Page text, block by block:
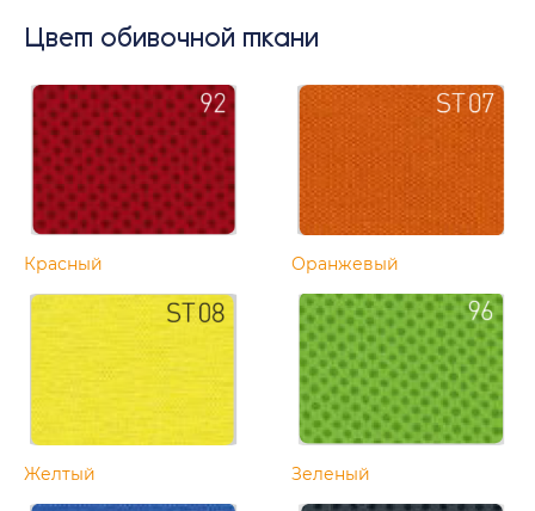
Цвет обивочной ткани
Красный Оранжевый
Желтый Зеленый